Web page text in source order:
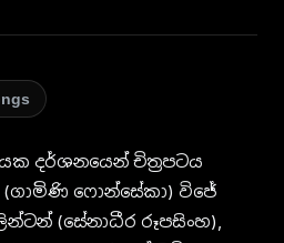
වන විටත් හතර
සාර්ථක ලෙස ප්‍රදර්ශනය වීම.
එක්ව රඟපාන මුල්ම
දර්ශනයෙන් චිත්‍රපටය
ෆොන්සේකා) විජේ
(සේනාධීර රූපසිංහ),